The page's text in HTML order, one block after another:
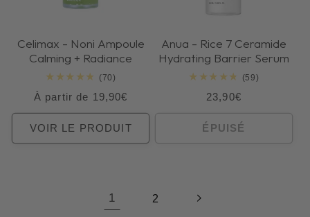
Celimax - Noni Ampoule
Calming + Radiance
(70)
des
Prix
habituel
À partir de 19,90€
VOIR LE PRODUIT
Anua - Rice 7 Ceramide
Hydrating Barrier Serum
(59)
Prix
23,90€
ÉPUISÉ
1 2